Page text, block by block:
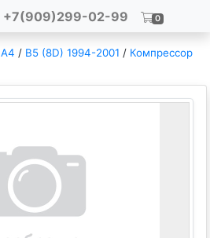
+7(909)299-02-99 0
A4 / B5 (8D) 1994-2001 / Компрессор